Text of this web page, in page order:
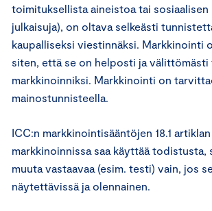
toimituksellista aineistoa tai sosiaalisen
julkaisuja), on oltava selkeästi
kaupalliseksi viestinnäksi. Markkinointi
siten, että se on helposti ja
markkinoinniksi. Markkinointi on
mainostunnisteella.
ICC:n markkinointisääntöjen 18.1 artiklan
markkinoinnissa saa käyttää todistusta,
muuta vastaavaa (esim. testi) vain, jos
näytettävissä ja olennainen.